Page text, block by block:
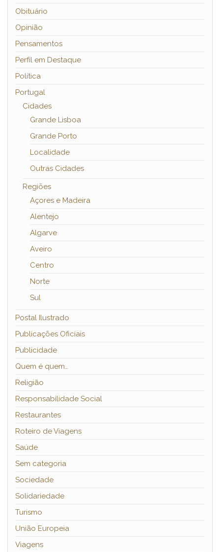
Obituário
Opinião
Pensamentos
Perfil em Destaque
Política
Portugal
Cidades
Grande Lisboa
Grande Porto
Localidade
Outras Cidades
Regiões
Açores e Madeira
Alentejo
Algarve
Aveiro
Centro
Norte
Sul
Postal Ilustrado
Publicações Oficiais
Publicidade
Quem é quem…
Religião
Responsabilidade Social
Restaurantes
Roteiro de Viagens
Saúde
Sem categoria
Sociedade
Solidariedade
Turismo
União Europeia
Viagens